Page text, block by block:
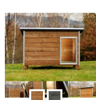
d
u
k
t
o
v
r
o
d
u
k
t
o